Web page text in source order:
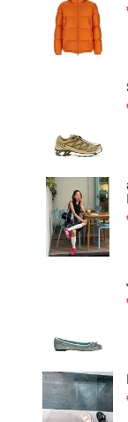
Roger Vivier Strass 闪粉